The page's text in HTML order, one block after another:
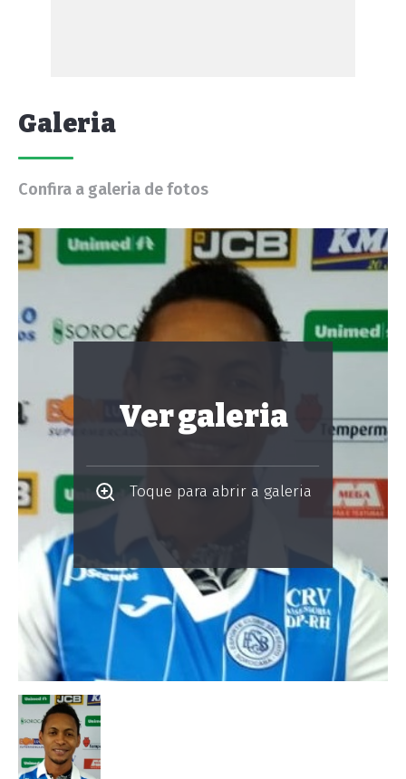
Galeria
Confira a galeria de fotos
Ver galeria
Toque para abrir a galeria